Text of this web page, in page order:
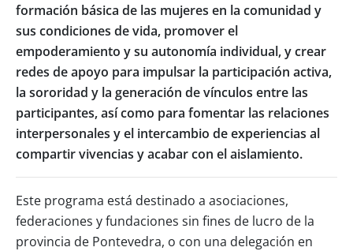
formación básica de las mujeres en la comunidad y
sus condiciones de vida, promover el
empoderamiento y su autonomía individual, y crear
redes de apoyo para impulsar la participación activa,
la sororidad y la generación de vínculos entre las
participantes, así como para fomentar las relaciones
interpersonales y el intercambio de experiencias al
compartir vivencias y acabar con el aislamiento.
Este programa está destinado a asociaciones,
federaciones y fundaciones sin fines de lucro de la
provincia de Pontevedra, o con una delegación en